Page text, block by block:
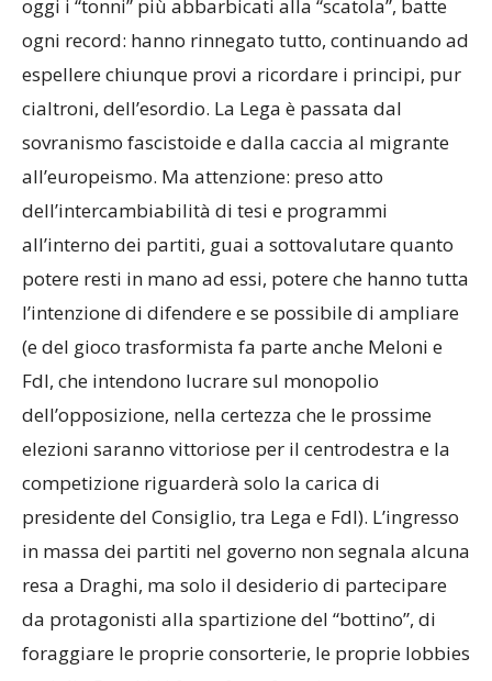
oggi i “tonni” più abbarbicati alla “scatola”, batte
ogni record: hanno rinnegato tutto, continuando ad
espellere chiunque provi a ricordare i principi, pur
cialtroni, dell’esordio. La Lega è passata dal
sovranismo fascistoide e dalla caccia al migrante
all’europeismo. Ma attenzione: preso atto
dell’intercambiabilità di tesi e programmi
all’interno dei partiti, guai a sottovalutare quanto
potere resti in mano ad essi, potere che hanno tutta
l’intenzione di difendere e se possibile di ampliare
(e del gioco trasformista fa parte anche Meloni e
FdI, che intendono lucrare sul monopolio
dell’opposizione, nella certezza che le prossime
elezioni saranno vittoriose per il centrodestra e la
competizione riguarderà solo la carica di
presidente del Consiglio, tra Lega e FdI). L’ingresso
in massa dei partiti nel governo non segnala alcuna
resa a Draghi, ma solo il desiderio di partecipare
da protagonisti alla spartizione del “bottino”, di
foraggiare le proprie consorterie, le proprie lobbies